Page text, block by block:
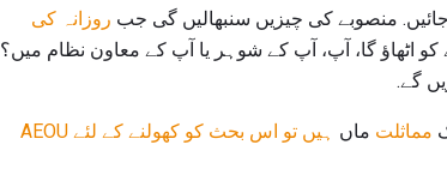
منصوبے کی چیزیں سنبھالیں گی جب روزانہ کی
کو اٹھاؤ گا، آپ، آپ کے شوہر یا آپ کے معاون نظام میں؟
گے.
مماثلت ماں
ہیں تو اس بحث کو کھولنے کے لئے AEOU